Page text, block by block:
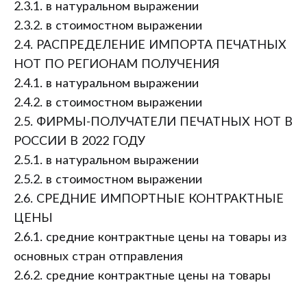
2.3.1. в натуральном выражении
2.3.2. в стоимостном выражении
2.4. РАСПРЕДЕЛЕНИЕ ИМПОРТА ПЕЧАТНЫХ
НОТ ПО РЕГИОНАМ ПОЛУЧЕНИЯ
2.4.1. в натуральном выражении
2.4.2. в стоимостном выражении
2.5. ФИРМЫ-ПОЛУЧАТЕЛИ ПЕЧАТНЫХ НОТ В
РОССИИ В 2022 ГОДУ
2.5.1. в натуральном выражении
2.5.2. в стоимостном выражении
2.6. СРЕДНИЕ ИМПОРТНЫЕ КОНТРАКТНЫЕ
ЦЕНЫ
2.6.1. средние контрактные цены на товары из
основных стран отправления
2.6.2. средние контрактные цены на товары